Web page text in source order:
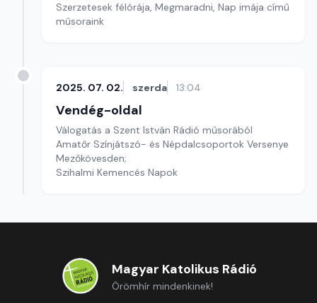
Szerzetesek félórája, Megmaradni, Nap imája című
műsoraink
2025. 07. 02. szerda 13:04
Vendég-oldal
Válogatás a Szent István Rádió műsorából
Amatőr Színjátszó- és Népdalcsoportok Versenye
Mezőkövesden;
Szihalmi Kemencés Napok
Magyar Katolikus Rádió
Örömhír mindenkinek!